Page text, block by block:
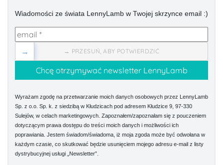
Wiadomości ze świata LennyLamb w Twojej skrzynce email :)
→ PRZESUŃ, ABY POTWIERDZIĆ
→
Wyrażam zgodę na przetwarzanie moich danych osobowych przez LennyLamb
Sp. z o.o. Sp. k. z siedzibą w Kłudzicach pod adresem Kłudzice 9, 97-330
Sulejów, w celach marketingowych. Zapoznałem/zapoznałam się z pouczeniem
dotyczącym prawa dostępu do treści moich danych i możliwości ich
poprawiania. Jestem świadom/świadoma, iż moja zgoda może być odwołana w
każdym czasie, co skutkować będzie usunięciem mojego adresu e-mail z listy
dystrybucyjnej usługi „Newsletter”.